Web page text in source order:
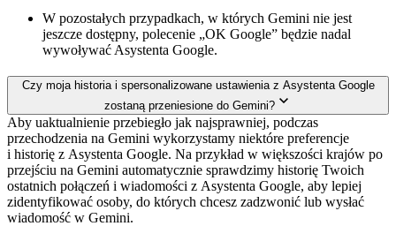
W pozostałych przypadkach, w których Gemini nie jest
jeszcze dostępny, polecenie „OK Google” będzie nadal
wywoływać Asystenta Google.
Czy moja historia i spersonalizowane ustawienia z Asystenta Google
zostaną przeniesione do Gemini?
Aby uaktualnienie przebiegło jak najsprawniej, podczas
przechodzenia na Gemini wykorzystamy niektóre preferencje
i historię z Asystenta Google. Na przykład w większości krajów po
przejściu na Gemini automatycznie sprawdzimy historię Twoich
ostatnich połączeń i wiadomości z Asystenta Google, aby lepiej
zidentyfikować osoby, do których chcesz zadzwonić lub wysłać
wiadomość w Gemini.